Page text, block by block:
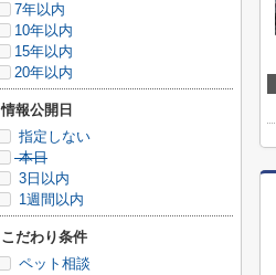
7年以内
10年以内
15年以内
20年以内
情報公開日
指定しない
本日
3日以内
1週間以内
こだわり条件
ペット相談